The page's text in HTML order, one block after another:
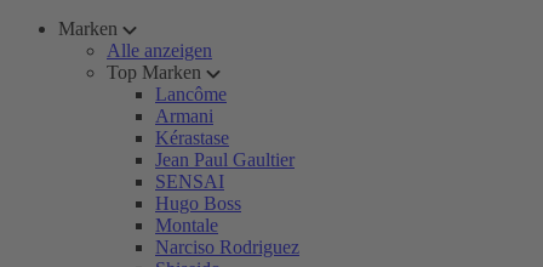
Marken
Alle anzeigen
Top Marken
Lancôme
Armani
Kérastase
Jean Paul Gaultier
SENSAI
Hugo Boss
Montale
Narciso Rodriguez